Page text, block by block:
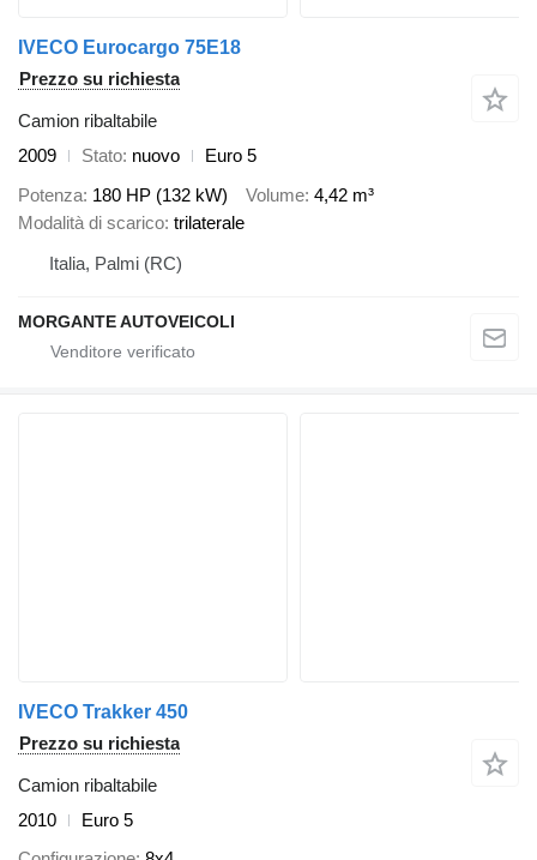
IVECO Eurocargo 75E18
Prezzo su richiesta
Camion ribaltabile
2009
Stato nuovo
Euro 5
Potenza 180 HP (132 kW) Volume 4,42 m³
Modalità di scarico trilaterale
Italia, Palmi (RC)
MORGANTE AUTOVEICOLI
IVECO Trakker 450
Prezzo su richiesta
Camion ribaltabile
2010
Euro 5